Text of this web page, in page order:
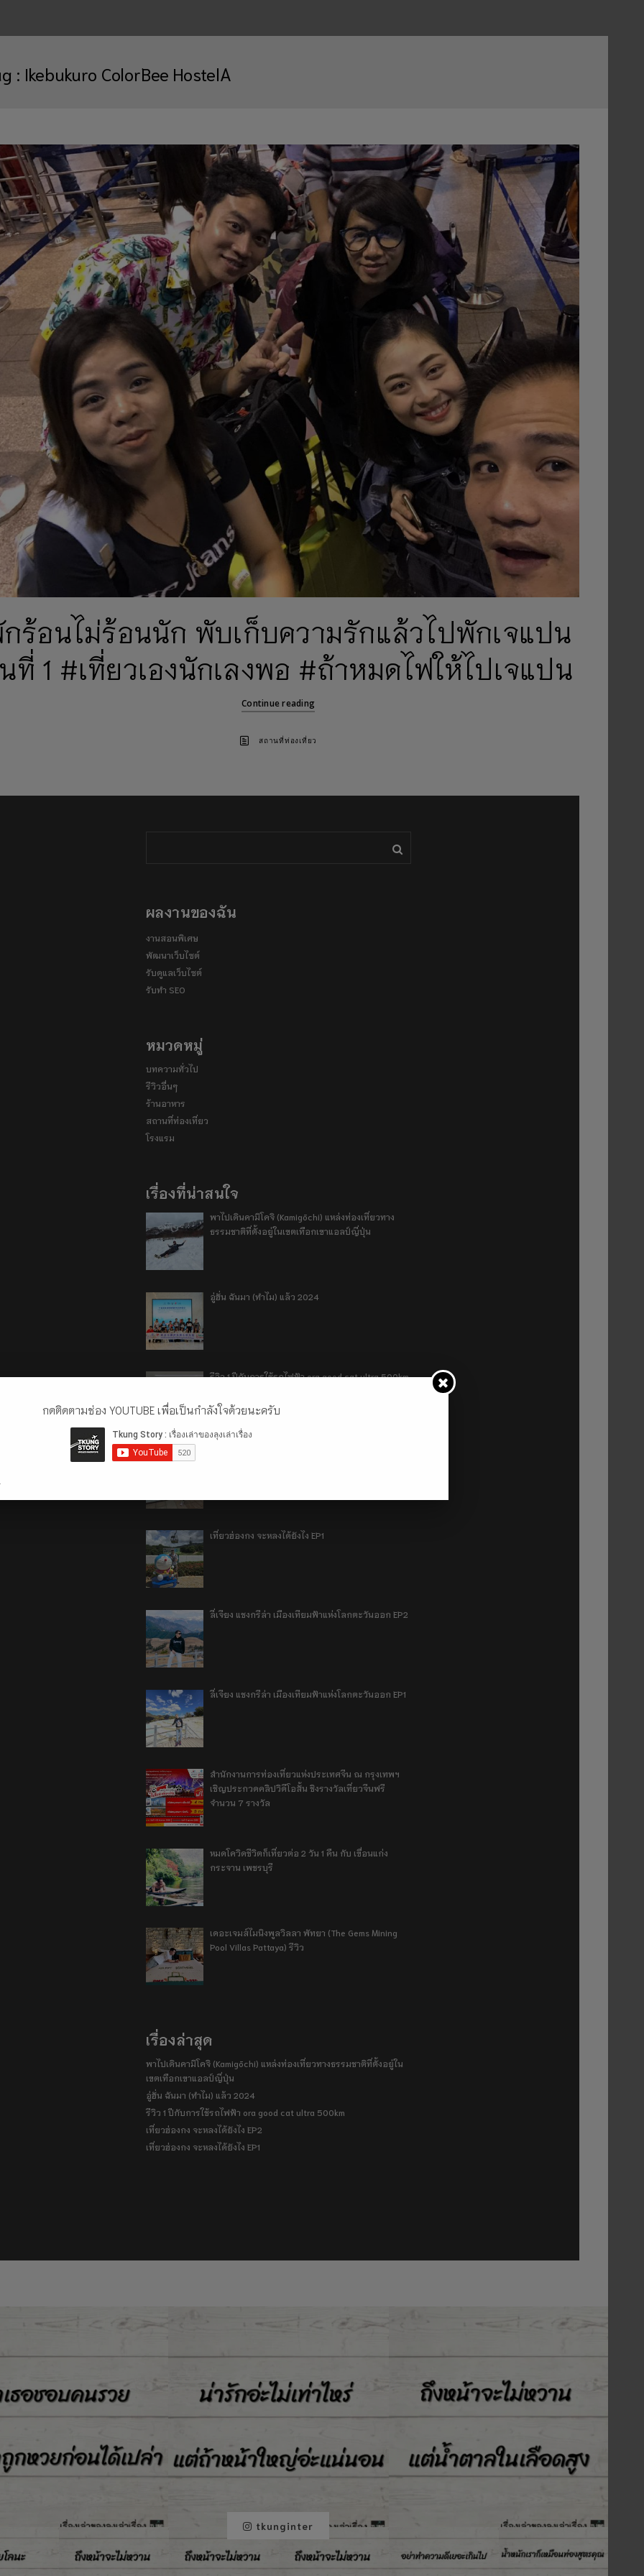
: Ikebukuro ColorBee HostelA
ร้อนไม่ร้อนนัก พับเก็บความรักแล้วไปพักเจแปน
ที่ 1 #เที่ยวเองนักเลงพอ #ถ้าหมดไฟให้ไปเจแปน
Continue reading
สถานที่ท่องเที่ยว
ผลงานของฉัน
งานสอนพิเศษ
พัฒนาเว็บไซต์
รับดูแลเว็บไซต์
รับทำ SEO
หมวดหมู่
บทความทั่วไป
รีวิวอื่นๆ
ร้านอาหาร
สถานที่ท่องเที่ยว
โรงแรม
เรื่องที่น่าสนใจ
พาไปเดินคามิโคจิ (Kamigōchi) แหล่งท่องเที่ยวทาง
ธรรมชาติที่ตั้งอยู่ในเขตเทือกเขาแอลป์ญี่ปุ่น
อู่ฮั่น ฉันมา (ทำไม) แล้ว 2024
รีวิว 1 ปีกับการใช้รถไฟฟ้า ora good cat ultra 500km
เที่ยวฮ่องกง จะหลงได้ยังไง EP1
ลี่เจียง แชงกรีล่า เมืองเทียมฟ้าแห่งโลกตะวันออก EP2
ลี่เจียง แชงกรีล่า เมืองเทียมฟ้าแห่งโลกตะวันออก EP1
สำนักงานการท่องเที่ยวแห่งประเทศจีน ณ กรุงเทพฯ
เชิญประกวดคลิปวิดีโอสั้น ชิงรางวัลเที่ยวจีนฟรี
จำนวน 7 รางวัล
หมดโควิดชีวิตก็เที่ยวต่อ 2 วัน 1 คืน กับ เขื่อนแก่ง
กระจาน เพชรบุรี
เดอะเจมส์ไมนิงพูลวิลลา พัทยา (The Gems Mining
Pool Villas Pattaya) รีวิว
เรื่องล่าสุด
พาไปเดินคามิโคจิ (Kamigōchi) แหล่งท่องเที่ยวทางธรรมชาติที่ตั้งอยู่ใน
เขตเทือกเขาแอลป์ญี่ปุ่น
อู่ฮั่น ฉันมา (ทำไม) แล้ว 2024
รีวิว 1 ปีกับการใช้รถไฟฟ้า ora good cat ultra 500km
เที่ยวฮ่องกง จะหลงได้ยังไง EP2
เที่ยวฮ่องกง จะหลงได้ยังไง EP1
tkunginter
กดติดตามช่อง YOUTUBE เพื่อเป็นกำลังใจด้วยนะครับ